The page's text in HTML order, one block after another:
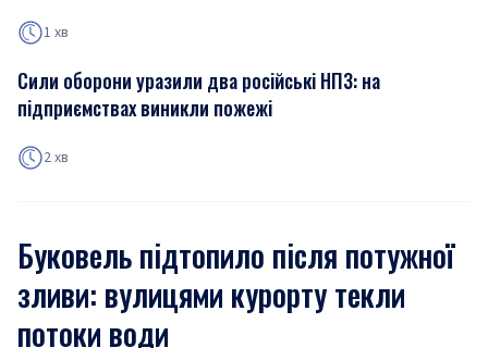
1 хв
Сили оборони уразили два російські НПЗ: на
підприємствах виникли пожежі
2 хв
Буковель підтопило після потужної
зливи: вулицями курорту текли
потоки води